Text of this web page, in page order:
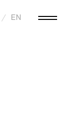
EN